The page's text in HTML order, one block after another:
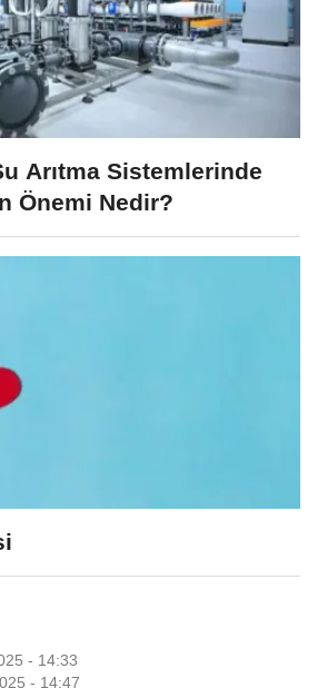
Arıtma Sistemlerinde
Önemi Nedir?
- 14:33
- 14:47